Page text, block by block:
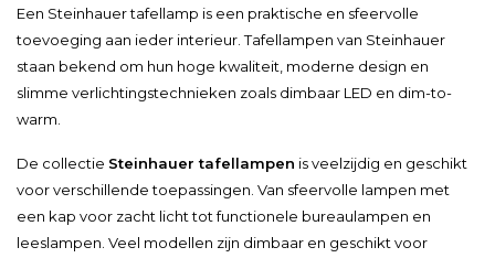
Een Steinhauer tafellamp is een praktische en sfeervolle
toevoeging aan ieder interieur. Tafellampen van Steinhauer
staan bekend om hun hoge kwaliteit, moderne design en
slimme verlichtingstechnieken zoals dimbaar LED en dim-to-
warm.
De collectie Steinhauer tafellampen is veelzijdig en geschikt
voor verschillende toepassingen. Van sfeervolle lampen met
een kap voor zacht licht tot functionele bureaulampen en
leeslampen. Veel modellen zijn dimbaar en geschikt voor